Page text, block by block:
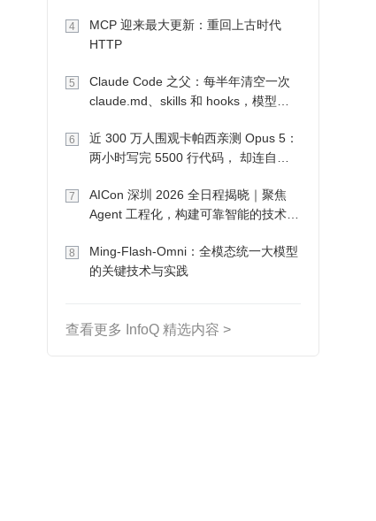
4
MCP 迎来最大更新：重回上古时代
HTTP
5
Claude Code 之父：每半年清空一次
claude.md、skills 和 hooks，模型自
6
近 300 万人围观卡帕西亲测 Opus 5：
两小时写完 5500 行代码， 却连自己
7
AICon 深圳 2026 全日程揭晓｜聚焦
Agent 工程化，构建可靠智能的技术路
8
Ming-Flash-Omni：全模态统一大模型
的关键技术与实践
查看更多 InfoQ 精选内容 >